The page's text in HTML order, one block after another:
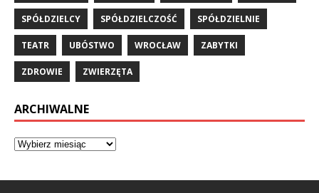
SPÓŁDZIELCY SPÓŁDZIELCZOŚĆ SPÓŁDZIELNIE
TEATR UBÓSTWO WROCŁAW ZABYTKI
ZDROWIE ZWIERZĘTA
ARCHIWALNE